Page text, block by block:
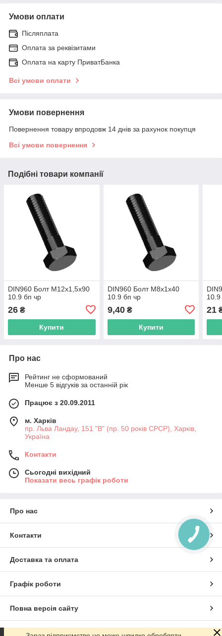
Умови оплати
Післяплата
Оплата за реквізитами
Оплата на карту ПриватБанка
Всі умови оплати
Умови повернення
Повернення товару впродовж 14 днів за рахунок покупця
Всі умови повернення
Подібні товари компанії
DIN960 Болт М12х1,5х90
10.9 бп чр
26 ₴
Купити
DIN960 Болт М8х1х40
10.9 бп чр
9,40₴
Купити
21
Про нас
Рейтинг не сформований
Менше 5 відгуків за останній рік
Працює з 20.09.2011
м. Харків
пр. Льва Ландау, 151 "В" (пр. 50 років СРСР), Харків,
Україна
Контакти
Сьогодні вихідний
Показати весь графік роботи
Про нас
Контакти
Доставка та оплата
Графік роботи
Повна версія сайту
Сайт створено на маркетплейсі